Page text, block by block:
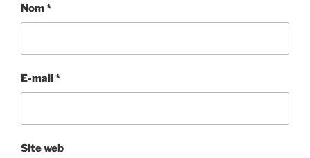
Nom*
E-mail*
Site web